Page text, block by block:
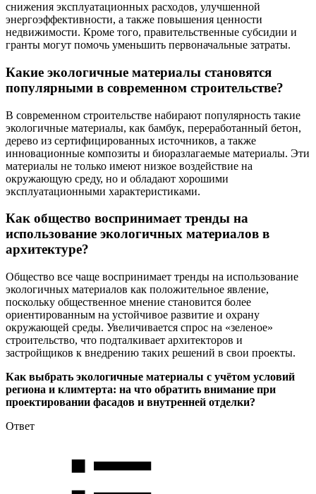
снижения эксплуатационных расходов, улучшенной
энергоэффективности, а также повышения ценности
недвижимости. Кроме того, правительственные субсидии и
гранты могут помочь уменьшить первоначальные затраты.
Какие экологичные материалы становятся
популярными в современном строительстве?
В современном строительстве набирают популярность такие
экологичные материалы, как бамбук, переработанный бетон,
дерево из сертифицированных источников, а также
инновационные композиты и биоразлагаемые материалы. Эти
материалы не только имеют низкое воздействие на
окружающую среду, но и обладают хорошими
эксплуатационными характеристиками.
Как общество воспринимает тренды на
использование экологичных материалов в
архитектуре?
Общество все чаще воспринимает тренды на использование
экологичных материалов как положительное явление,
поскольку общественное мнение становится более
ориентированным на устойчивое развитие и охрану
окружающей среды. Увеличивается спрос на «зеленое»
строительство, что подталкивает архитекторов и
застройщиков к внедрению таких решений в свои проекты.
Как выбрать экологичные материалы с учётом условий
региона и климтерта: на что обратить внимание при
проектировании фасадов и внутренней отделки?
Ответ